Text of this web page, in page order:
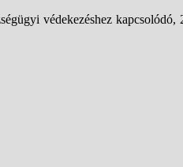
védekezéshez kapcsolódó,